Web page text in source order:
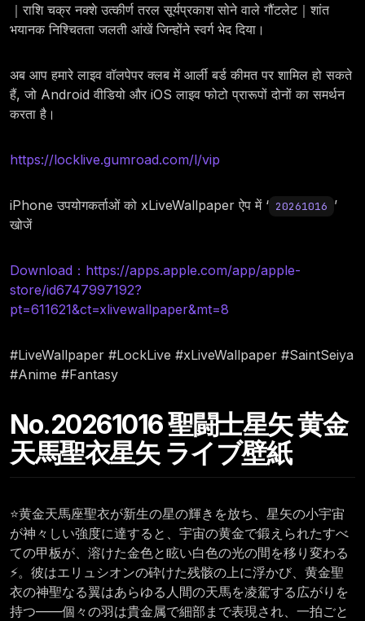
｜राशि चक्र नक्शे उत्कीर्ण तरल सूर्यप्रकाश सोने वाले गौंटलेट｜शांत
भयानक निश्चितता जलती आंखें जिन्होंने स्वर्ग भेद दिया।
अब आप हमारे लाइव वॉलपेपर क्लब में आर्ली बर्ड कीमत पर शामिल हो सकते
हैं, जो Android वीडियो और iOS लाइव फोटो प्रारूपों दोनों का समर्थन
करता है।
https://locklive.gumroad.com/l/vip
iPhone उपयोगकर्ताओं को xLiveWallpaper ऐप में ‘ 20261016 ’
खोजें
Download：https://apps.apple.com/app/apple-
store/id6747997192?
pt=611621&ct=xlivewallpaper&mt=8
#LiveWallpaper #LockLive #xLiveWallpaper #SaintSeiya
#Anime #Fantasy
No.20261016 聖闘士星矢 黄金
天馬聖衣星矢 ライブ壁紙
⭐黄金天馬座聖衣が新生の星の輝きを放ち、星矢の小宇宙
が神々しい強度に達すると、宇宙の黄金で鍛えられたすべ
ての甲板が、溶けた金色と眩い白色の光の間を移り変わる
⚡。彼はエリュシオンの砕けた残骸の上に浮かび、黄金聖
衣の神聖なる翼はあらゆる人間の天馬を凌駕する広がりを
持つ——個々の羽は貴金属で細部まで表現され、一拍ごと